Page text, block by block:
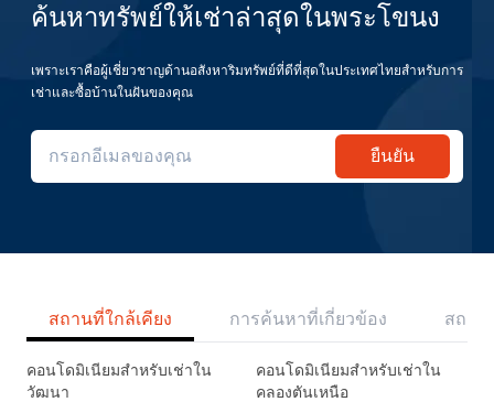
ค้นหาทรัพย์ให้เช่าล่าสุดในพระโขนง
เพราะเราคือผู้เชี่ยวชาญด้านอสังหาริมทรัพย์ที่ดีที่สุดในประเทศไทยสำหรับการ
เช่าและซื้อบ้านในฝันของคุณ
ยืนยัน
สถานที่ใกล้เคียง การค้นหาที่เกี่ยวข้อง สถานี
คอนโดมิเนียมสำหรับเช่าใน
วัฒนา
คอนโดมิเนียมสำหรับเช่าใน
คลองตันเหนือ